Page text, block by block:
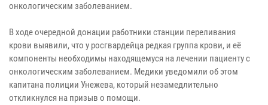
онкологическим заболеванием.
В ходе очередной донации работники станции переливания
крови выявили, что у росгвардейца редкая группа крови, и её
компоненты необходимы находящемуся на лечении пациенту с
онкологическим заболеванием. Медики уведомили об этом
капитана полиции Унежева, который незамедлительно
откликнулся на призыв о помощи.